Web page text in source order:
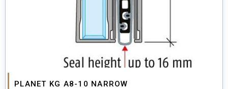
PLANET KG A8-10 NARROW